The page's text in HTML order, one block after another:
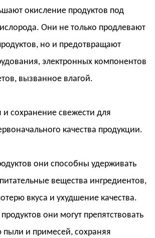
окисление продуктов под
Они не только продлевают
но и предотвращают
электронных компонентов
вызванное влагой.
и сохранение свежести для
качества продукции.
они способны удерживать
вещества ингредиентов,
вкуса и ухудшение качества.
они могут препятствовать
и примесей, сохраняя